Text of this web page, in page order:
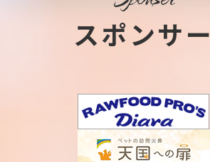
スポンサー